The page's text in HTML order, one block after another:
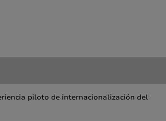
piloto de internacionalización del